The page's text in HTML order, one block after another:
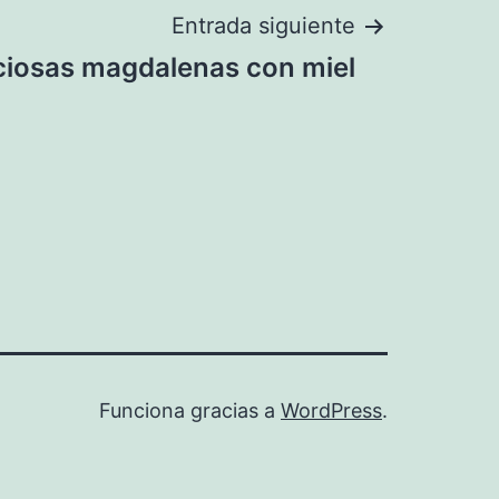
Entrada siguiente
magdalenas con miel
Funciona gracias a WordPress.